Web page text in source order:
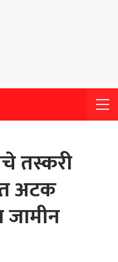
तस्करी
अटक